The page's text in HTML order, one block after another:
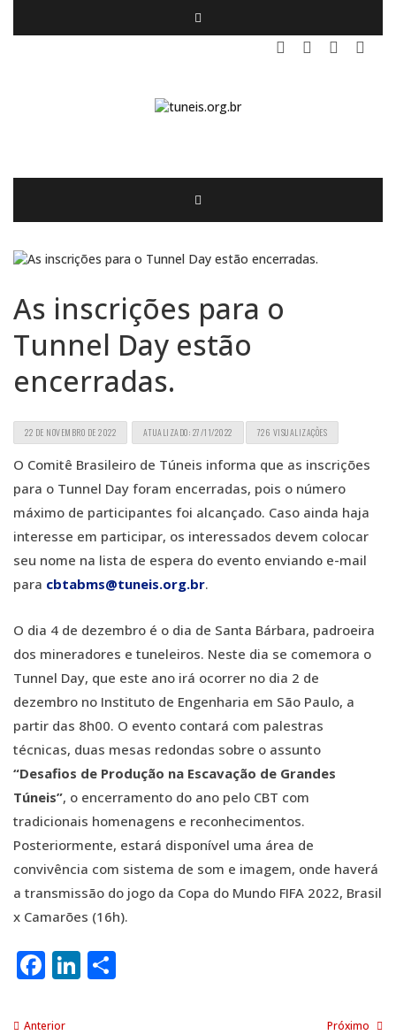
As inscrições para o
Tunnel Day estão
encerradas.
22 DE NOVEMBRO DE 2022 ATUALIZADO: 27/11/2022 726 VISUALIZAÇÕES
O Comitê Brasileiro de Túneis informa que as inscrições
para o Tunnel Day foram encerradas, pois o número
máximo de participantes foi alcançado. Caso ainda haja
interesse em participar, os interessados devem colocar
seu nome na lista de espera do evento enviando e-mail
para cbtabms@tuneis.org.br.
O dia 4 de dezembro é o dia de Santa Bárbara, padroeira
dos mineradores e tuneleiros. Neste dia se comemora o
Tunnel Day, que este ano irá ocorrer no dia 2 de
dezembro no Instituto de Engenharia em São Paulo, a
partir das 8h00. O evento contará com palestras
técnicas, duas mesas redondas sobre o assunto
“Desafios de Produção na Escavação de Grandes
Túneis”, o encerramento do ano pelo CBT com
tradicionais homenagens e reconhecimentos.
Posteriormente, estará disponível uma área de
convivência com sistema de som e imagem, onde haverá
a transmissão do jogo da Copa do Mundo FIFA 2022, Brasil
x Camarões (16h).
Facebook
LinkedIn
Anterior Próximo